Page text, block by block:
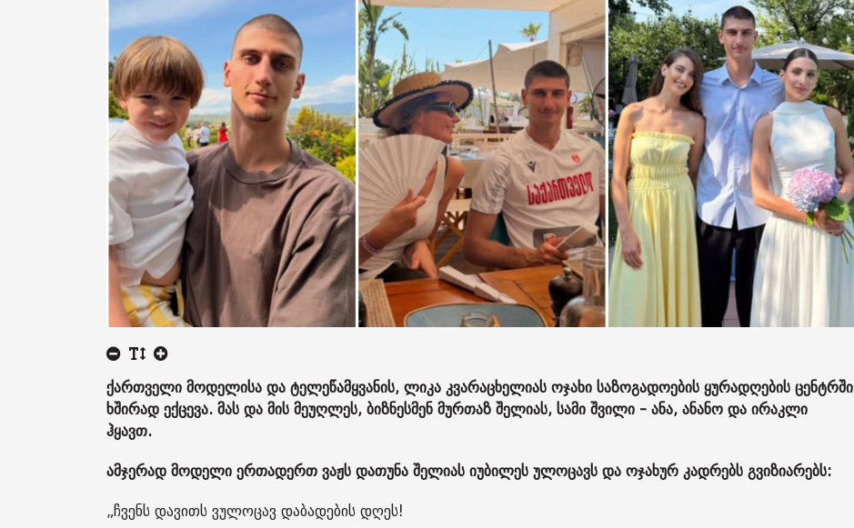
ქართველი მოდელისა და ტელეწამყვანის, ლიკა კვარაცხელიას ოჯახი საზოგადოების ყურადღების ცენტრში
ხშირად ექცევა. მას და მის მეუღლეს, ბიზნესმენ მურთაზ შელიას, სამი შვილი - ანა, ანანო და ირაკლი
ჰყავთ.
ამჯერად მოდელი ერთადერთ ვაჟს დათუნა შელიას იუბილეს ულოცავს და ოჯახურ კადრებს გვიზიარებს:
„ჩვენს დავითს ვულოცავ დაბადების დღეს!